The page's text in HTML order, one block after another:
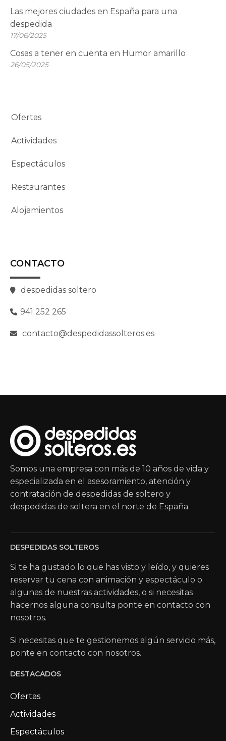
Las mejores ciudades en España para una
despedida
17/06/2025
Cosas a tener en cuenta en Humor amarillo
26/05/2025
Ofertas
Actividades
Espectáculos
Restaurantes
Alojamientos
CONTACTO
despedidas soltero
941 252 265
contacto@despedidassolteros.es
Somos una empresa con más de 10 años de vida y
especializada en el asesoramiento, atención y
contratación de despedidas de soltero y
despedidas de soltera en el norte de España.
DESPEDIDAS SOLTEROS
Si te ha gustado lo que has visto y leído, y quieres
reservar tu cena con animación y espectáculo o
algunas de nuestras actividades, o si necesitas
hacernos alguna consulta ponte en contacto con
nosotros.
Si necesitas que te gestionemos algún servicio más,
ponte en contacto con nosotros.
DESTACADOS
Ofertas
Actividades
Espectáculos